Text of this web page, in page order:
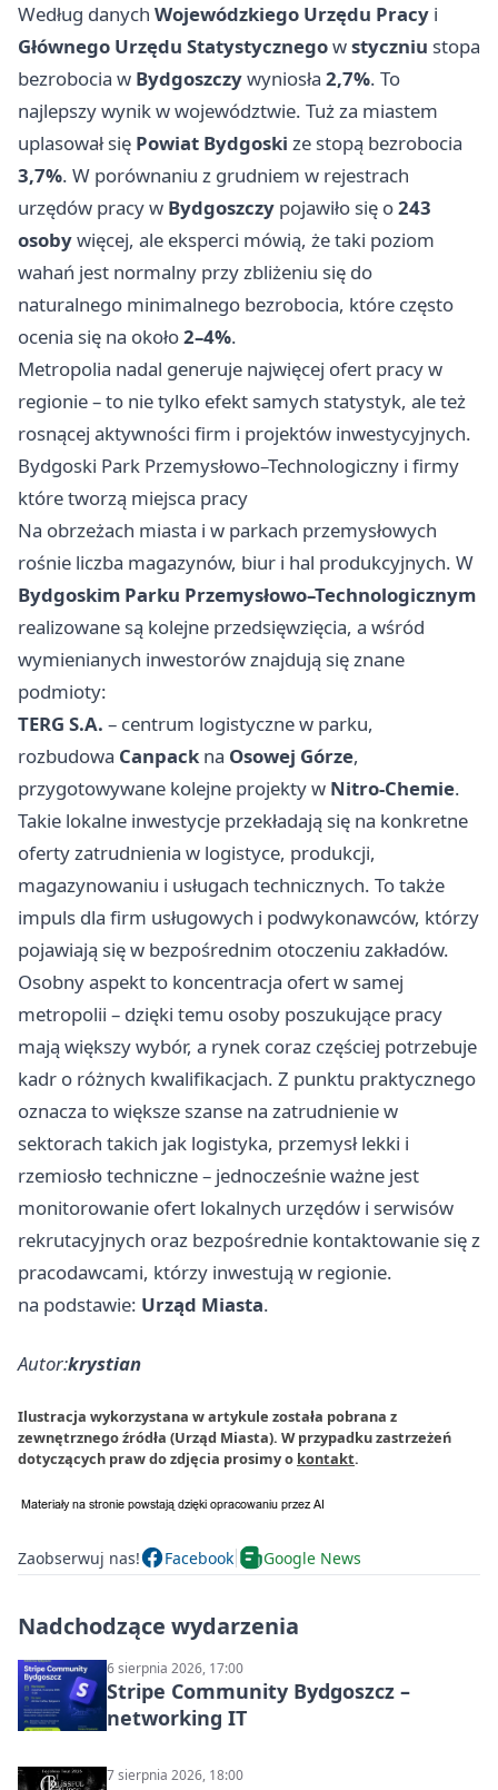
Według danych Wojewódzkiego Urzędu Pracy i
Głównego Urzędu Statystycznegowstyczniu stopa
bezrobocia w Bydgoszczywyniosła 2,7%. To
najlepszy wynik w województwie. Tuż za miastem
uplasował się Powiat Bydgoski ze stopą bezrobocia
3,7%. W porównaniu z grudniem w rejestrach
urzędów pracy w Bydgoszczy pojawiło się o243
osobywięcej, ale eksperci mówią, że taki poziom
wahań jest normalny przy zbliżeniu się do
naturalnego minimalnego bezrobocia, które często
ocenia się na około2–4%.
Metropolia nadal generuje najwięcej ofert pracy w
regionie – to nie tylko efekt samych statystyk, ale też
rosnącej aktywności firm i projektów inwestycyjnych.
Bydgoski Park Przemysłowo–Technologiczny i firmy
które tworzą miejsca pracy
Na obrzeżach miasta i w parkach przemysłowych
rośnie liczba magazynów, biur i hal produkcyjnych. W
Bydgoskim Parku Przemysłowo–Technologicznym
realizowane są kolejne przedsięwzięcia, a wśród
wymienianych inwestorów znajdują się znane
podmioty:
TERG S.A. – centrum logistyczne w parku,
rozbudowa Canpack na Osowej Górze,
przygotowywane kolejne projekty w Nitro‑Chemie.
Takie lokalne inwestycje przekładają się na konkretne
oferty zatrudnienia w logistyce, produkcji,
magazynowaniu i usługach technicznych. To także
impuls dla firm usługowych i podwykonawców, którzy
pojawiają się w bezpośrednim otoczeniu zakładów.
Osobny aspekt to koncentracja ofert w samej
metropolii – dzięki temu osoby poszukujące pracy
mają większy wybór, a rynek coraz częściej potrzebuje
kadr o różnych kwalifikacjach. Z punktu praktycznego
oznacza to większe szanse na zatrudnienie w
sektorach takich jak logistyka, przemysł lekki i
rzemiosło techniczne – jednocześnie ważne jest
monitorowanie ofert lokalnych urzędów i serwisów
rekrutacyjnych oraz bezpośrednie kontaktowanie się z
pracodawcami, którzy inwestują w regionie.
na podstawie: Urząd Miasta.
Autor:krystian
Ilustracja wykorzystana w artykule została pobrana z
zewnętrznego źródła (Urząd Miasta). W przypadku zastrzeżeń
dotyczących praw do zdjęcia prosimy o kontakt.
Zaobserwuj nas! Facebook Google News
Nadchodzące wydarzenia
6 sierpnia 2026, 17:00
Stripe Community Bydgoszcz –
networking IT
7 sierpnia 2026, 18:00